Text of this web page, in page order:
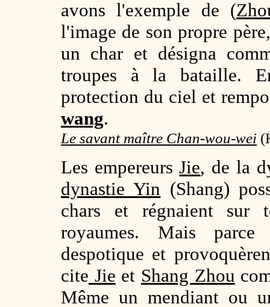
avons l'exemple de (
l'image de son propre
un char et désigna
troupes à la bataille.
protection du ciel et
wang.
Le savant maître Chan-wou-wei
Les empereursJie, de la
dynastie Yin (Shang)
chars et régnaient sur
royaumes. Mais
despotique et
cite Jie et Shang Zhou
Même un mendiant ou